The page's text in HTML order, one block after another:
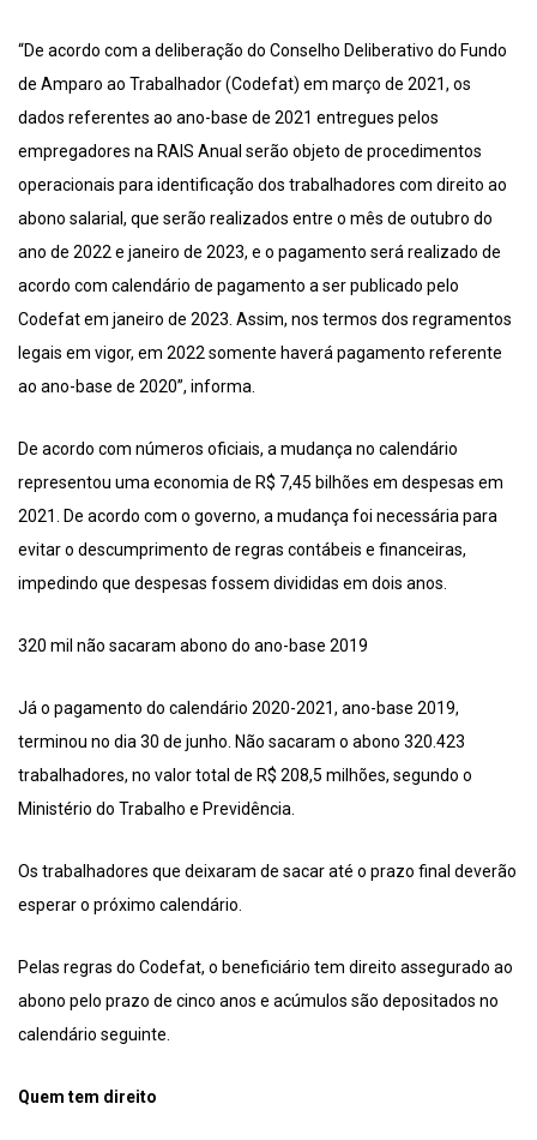
“De acordo com a deliberação do Conselho Deliberativo do Fundo
de Amparo ao Trabalhador (Codefat) em março de 2021, os
dados referentes ao ano-base de 2021 entregues pelos
empregadores na RAIS Anual serão objeto de procedimentos
operacionais para identificação dos trabalhadores com direito ao
abono salarial, que serão realizados entre o mês de outubro do
ano de 2022 e janeiro de 2023, e o pagamento será realizado de
acordo com calendário de pagamento a ser publicado pelo
Codefat em janeiro de 2023. Assim, nos termos dos regramentos
legais em vigor, em 2022 somente haverá pagamento referente
ao ano-base de 2020”, informa.
De acordo com números oficiais, a mudança no calendário
representou uma economia de R$ 7,45 bilhões em despesas em
2021. De acordo com o governo, a mudança foi necessária para
evitar o descumprimento de regras contábeis e financeiras,
impedindo que despesas fossem divididas em dois anos.
320 mil não sacaram abono do ano-base 2019
Já o pagamento do calendário 2020-2021, ano-base 2019,
terminou no dia 30 de junho. Não sacaram o abono 320.423
trabalhadores, no valor total de R$ 208,5 milhões, segundo o
Ministério do Trabalho e Previdência.
Os trabalhadores que deixaram de sacar até o prazo final deverão
esperar o próximo calendário.
Pelas regras do Codefat, o beneficiário tem direito assegurado ao
abono pelo prazo de cinco anos e acúmulos são depositados no
calendário seguinte.
Quem tem direito